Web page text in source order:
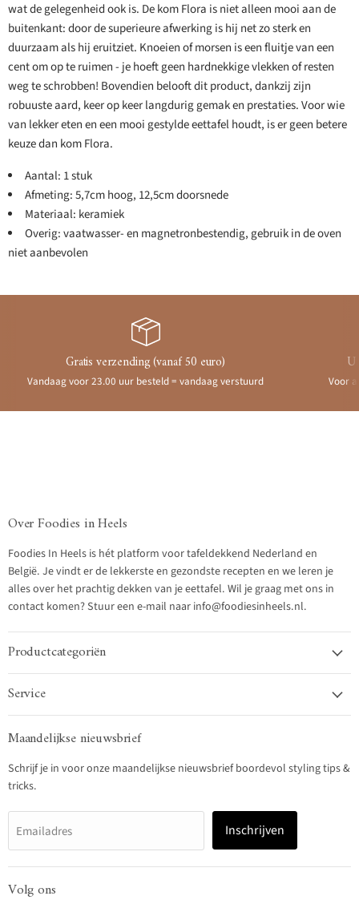
wat de gelegenheid ook is. De kom Flora is niet alleen mooi aan de
buitenkant: door de superieure afwerking is hij net zo sterk en
duurzaam als hij eruitziet. Knoeien of morsen is een fluitje van een
cent om op te ruimen - je hoeft geen hardnekkige vlekken of resten
weg te schrobben! Bovendien belooft dit product, dankzij zijn
robuuste aard, keer op keer langdurig gemak en prestaties. Voor wie
van lekker eten en een mooi gestylde eettafel houdt, is er geen betere
keuze dan kom Flora.
Aantal: 1 stuk
Afmeting: 5,7cm hoog, 12,5cm doorsnede
Materiaal: keramiek
Overig: vaatwasser- en magnetronbestendig, gebruik in de oven
niet aanbevolen
Gratis verzending (vanaf 50 euro)
Vandaag voor 23.00 uur besteld = vandaag verstuurd Voor
Over Foodies in Heels
Foodies In Heels is hét platform voor tafeldekkend Nederland en
België. Je vindt er de lekkerste en gezondste recepten en we leren je
alles over het prachtig dekken van je eettafel. Wil je graag met ons in
contact komen? Stuur een e-mail naar info@foodiesinheels.nl.
Productcategoriën
Service
Maandelijkse nieuwsbrief
Schrijf je in voor onze maandelijkse nieuwsbrief boordevol styling tips &
tricks.
Emailadres Inschrijven
Volg ons